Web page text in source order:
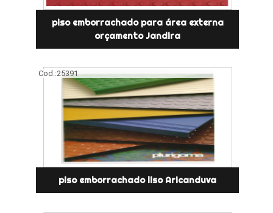
piso emborrachado para área externa
orçamento Jandira
Cod.:25391
piso emborrachado liso Aricanduva